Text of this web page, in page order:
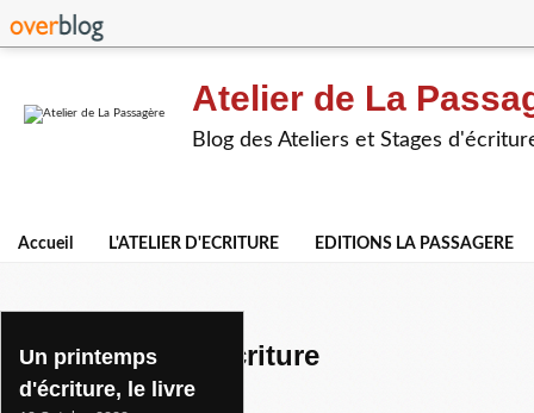
Atelier de La
Blog des Ateliers et Stages
Accueil L'ATELIER D'ECRITURE EDITIONS LA PASSAGERE
un printemps d'ecriture
Un printemps
d'écriture, le livre